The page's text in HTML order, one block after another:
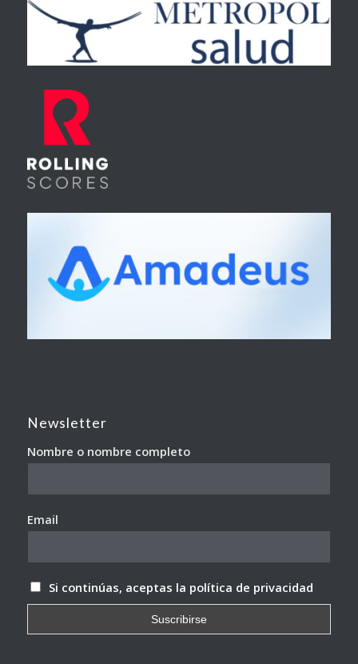
Newsletter
Nombre o nombre completo
Email
Si continúas, aceptas la política de privacidad